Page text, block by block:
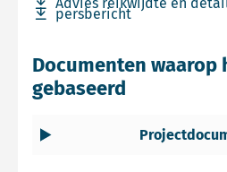
persbericht
Download bestand
Documenten waarop
gebaseerd